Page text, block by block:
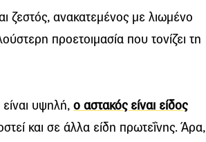
ζεστός, ανακατεμένος με λιωμένο
προετοιμασία που τονίζει τη
υψηλή, ο αστακός είναι είδος
και σε άλλα είδη πρωτεΐνης. Άρα,